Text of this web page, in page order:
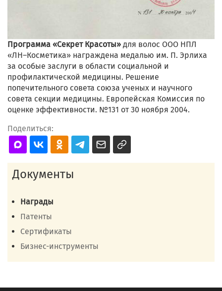
Программа «Секрет Красоты» для волос ООО НПЛ
«ЛН–Косметика» награждена медалью им. П. Эрлиха
за особые заслуги в области социальной и
профилактической медицины. Решение
попечительного совета союза ученых и научного
совета секции медицины. Европейская Комиссия по
оценке эффективности. №131 от 30 ноября 2004.
Поделиться:
Документы
Награды
Патенты
Сертификаты
Бизнес-инструменты